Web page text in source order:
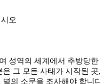
오
성역의 세계에서 추방당
은 그 모든 사태가 시작된
별의 소문을 조사해야 합니